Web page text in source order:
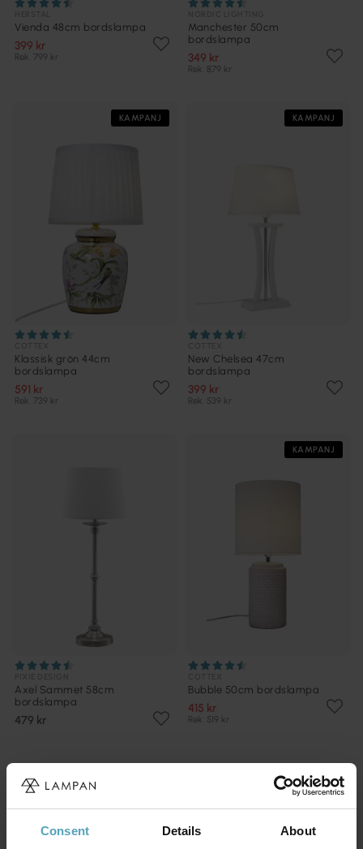
Consent Details About
Vienda 48cm bordslampa
399 kr
Rek. 799 kr
Manchester 50cm
bordslampa
349 kr
Rek. 879 kr
KAMPANJ
Klassisk grön 44cm
bordslampa
591 kr
Rek. 739 kr
KAMPANJ
New Chelsea 47cm
bordslampa
399 kr
Rek. 539 kr
Axel Sammet 58cm
bordslampa
479 kr
KAMPANJ
Bubble 50cm bordslampa
415 kr
Rek. 519 kr
KAMPANJ